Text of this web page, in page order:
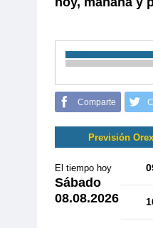
Comparte
Previsión
El tiempo hoy
Sábado
08.08.2026